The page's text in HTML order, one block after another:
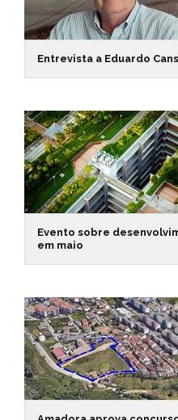
Entrevista a Eduardo
Evento sobre
em maio